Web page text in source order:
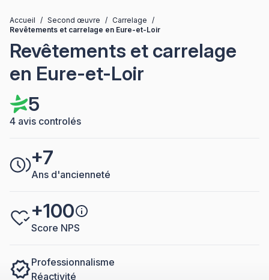
Accueil / Second œuvre / Carrelage
/
Revêtements et carrelage en Eure-et-Loir
Revêtements et carrelage
en Eure-et-Loir
5
4 avis controlés
+7
Ans d'ancienneté
+100
Score NPS
Professionnalisme
Réactivité